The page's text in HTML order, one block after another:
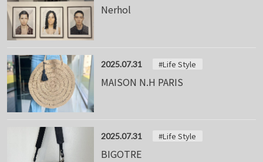
Nerhol
2025.07.31 #Life Style
MAISON N.H PARIS
2025.07.31 #Life Style
BIGOTRE